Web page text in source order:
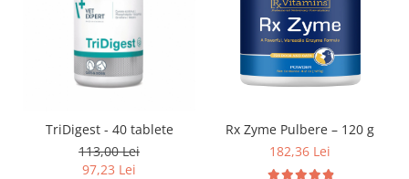
TriDigest - 40 tablete
113,00 Lei
97,23 Lei
Rx Zyme Pulbere – 120 g
182,36 Lei